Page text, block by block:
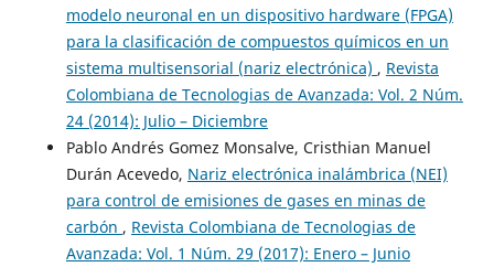
modelo neuronal en un dispositivo hardware (FPGA)
para la clasificación de compuestos químicos en un
sistema multisensorial (nariz electrónica) , Revista
Colombiana de Tecnologias de Avanzada: Vol. 2 Núm.
24 (2014): Julio – Diciembre
Pablo Andrés Gomez Monsalve, Cristhian Manuel
Durán Acevedo, Nariz electrónica inalámbrica (NEI)
para control de emisiones de gases en minas de
carbón , Revista Colombiana de Tecnologias de
Avanzada: Vol. 1 Núm. 29 (2017): Enero – Junio